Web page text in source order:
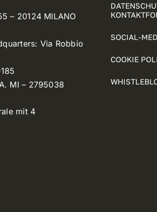
– 20124 MILANO
Via Robbio
MI – 2795038
mit 4
SOCIAL-
COOKIE